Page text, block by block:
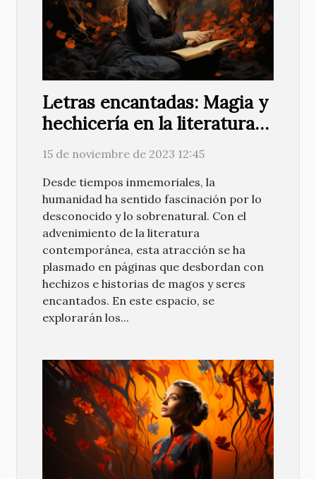
Letras encantadas: Magia y
hechicería en la literatura
contemporánea
15 de noviembre de 2023 12:45
Desde tiempos inmemoriales, la
humanidad ha sentido fascinación por lo
desconocido y lo sobrenatural. Con el
advenimiento de la literatura
contemporánea, esta atracción se ha
plasmado en páginas que desbordan con
hechizos e historias de magos y seres
encantados. En este espacio, se
explorarán los...